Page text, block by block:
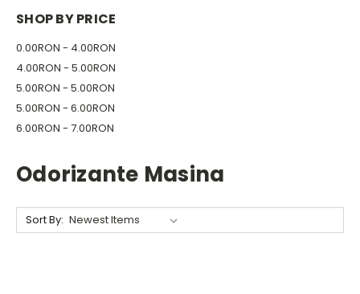
SHOP BY PRICE
0.00RON - 4.00RON
4.00RON - 5.00RON
5.00RON - 5.00RON
5.00RON - 6.00RON
6.00RON - 7.00RON
Odorizante Masina
Sort By: